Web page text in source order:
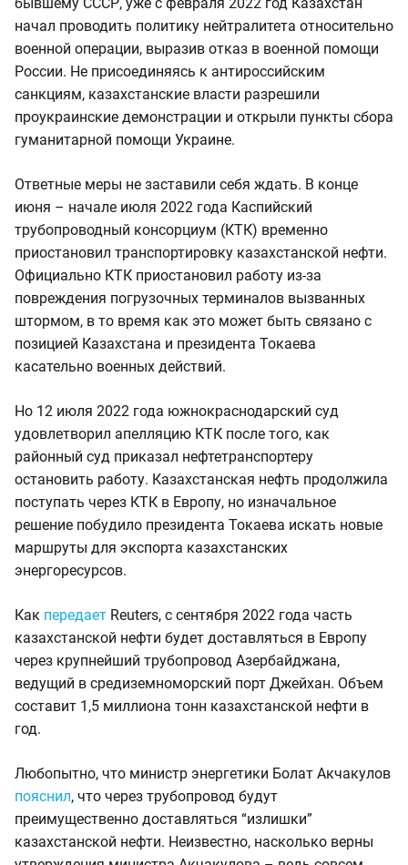
начал проводить политику нейтралитета относительно
военной операции, выразив отказ в военной помощи
России. Не присоединяясь к антироссийским
санкциям, казахстанские власти разрешили
проукраинские демонстрации и открыли пункты сбора
гуманитарной помощи Украине.
Ответные меры не заставили себя ждать. В конце
июня – начале июля 2022 года Каспийский
трубопроводный консорциум (КТК) временно
приостановил транспортировку казахстанской нефти.
Официально КТК приостановил работу из-за
повреждения погрузочных терминалов вызванных
штормом, в то время как это может быть связано с
позицией Казахстана и президента Токаева
касательно военных действий.
Но 12 июля 2022 года южнокраснодарский суд
удовлетворил апелляцию КТК после того, как
районный суд приказал нефтетранспортеру
остановить работу. Казахстанская нефть продолжила
поступать через КТК в Европу, но изначальное
решение побудило президента Токаева искать новые
маршруты для экспорта казахстанских
энергоресурсов.
Как передает Reuters, с сентября 2022 года часть
казахстанской нефти будет доставляться в Европу
через крупнейший трубопровод Азербайджана,
ведущий в средиземноморский порт Джейхан. Объем
составит 1,5 миллиона тонн казахстанской нефти в
год.
Любопытно, что министр энергетики Болат Акчакулов
пояснил, что через трубопровод будут
преимущественно доставляться “излишки”
казахстанской нефти. Неизвестно, насколько верны